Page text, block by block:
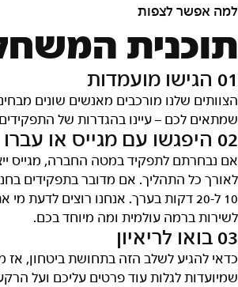
למה אפשר לצפות
תוכנית
01 הגישו מועמדות
הצוותים שלנו מורכבים מאנשים שונים
שמתאים לכם – עיינו בהגדרות של
02 היפגשו עם מגייס או עברו הערכה
אם נבחרתם לתפקיד במטה החברה, מגייס
לאורך כל התהליך. אם מדובר בתפקידים
10 ל-20 דקות בערך. אנחנו רוצים
לשירות ברמה עולמית ומה מיוחד בכם.
03 בואו לריאיון
כדאי להגיע לשלב הזה בתחושת ביטחון, אז
שמיועדות לגלות עוד פרטים עליכם ועל